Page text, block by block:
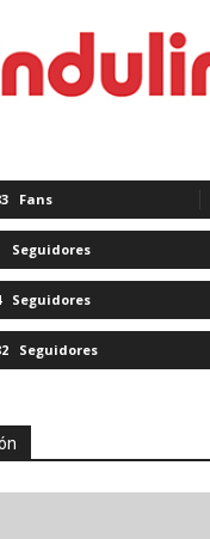
Fans
Seguidores
Seguidores
Seguidores